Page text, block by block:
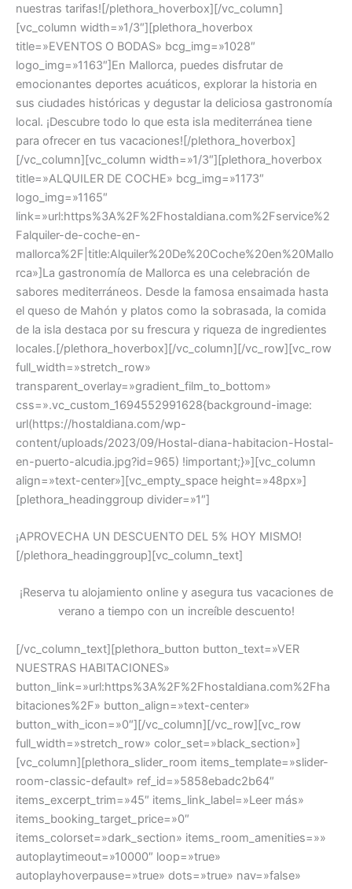
nuestras tarifas![/plethora_hoverbox][/vc_column]
[vc_column width=»1/3″][plethora_hoverbox
title=»EVENTOS O BODAS» bcg_img=»1028″
logo_img=»1163″]En Mallorca, puedes disfrutar de
emocionantes deportes acuáticos, explorar la historia en
sus ciudades históricas y degustar la deliciosa gastronomía
local. ¡Descubre todo lo que esta isla mediterránea tiene
para ofrecer en tus vacaciones![/plethora_hoverbox]
[/vc_column][vc_column width=»1/3″][plethora_hoverbox
title=»ALQUILER DE COCHE» bcg_img=»1173″
logo_img=»1165″
link=»url:https%3A%2F%2Fhostaldiana.com%2Fservice%2
Falquiler-de-coche-en-
mallorca%2F|title:Alquiler%20De%20Coche%20en%20Mallo
rca»]La gastronomía de Mallorca es una celebración de
sabores mediterráneos. Desde la famosa ensaimada hasta
el queso de Mahón y platos como la sobrasada, la comida
de la isla destaca por su frescura y riqueza de ingredientes
locales.[/plethora_hoverbox][/vc_column][/vc_row][vc_row
full_width=»stretch_row»
transparent_overlay=»gradient_film_to_bottom»
css=».vc_custom_1694552991628{background-image:
url(https://hostaldiana.com/wp-
content/uploads/2023/09/Hostal-diana-habitacion-Hostal-
en-puerto-alcudia.jpg?id=965) !important;}»][vc_column
align=»text-center»][vc_empty_space height=»48px»]
[plethora_headinggroup divider=»1″]
¡APROVECHA UN DESCUENTO DEL 5% HOY MISMO!
[/plethora_headinggroup][vc_column_text]
¡Reserva tu alojamiento online y asegura tus vacaciones de
verano a tiempo con un increíble descuento!
[/vc_column_text][plethora_button button_text=»VER
NUESTRAS HABITACIONES»
button_link=»url:https%3A%2F%2Fhostaldiana.com%2Fha
bitaciones%2F» button_align=»text-center»
button_with_icon=»0″][/vc_column][/vc_row][vc_row
full_width=»stretch_row» color_set=»black_section»]
[vc_column][plethora_slider_room items_template=»slider-
room-classic-default» ref_id=»5858ebadc2b64″
items_excerpt_trim=»45″ items_link_label=»Leer más»
items_booking_target_price=»0″
items_colorset=»dark_section» items_room_amenities=»»
autoplaytimeout=»10000″ loop=»true»
autoplayhoverpause=»true» dots=»true» nav=»false»